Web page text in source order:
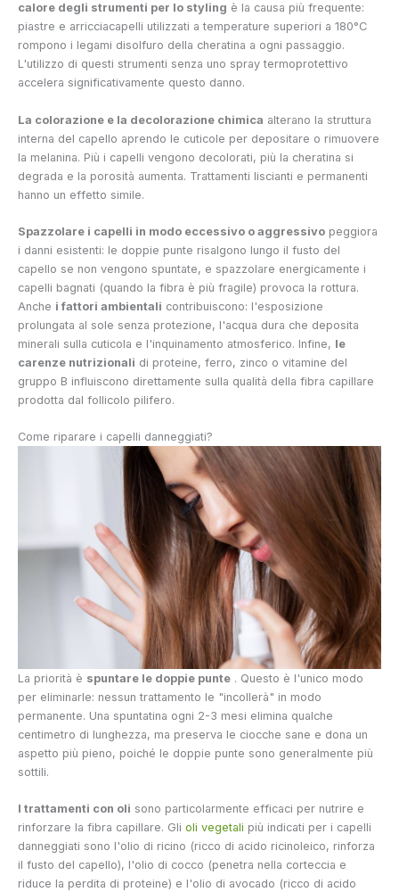
calore degli strumenti per lo styling è la causa più frequente:
piastre e arricciacapelli utilizzati a temperature superiori a 180°C
rompono i legami disolfuro della cheratina a ogni passaggio.
L'utilizzo di questi strumenti senza uno spray termoprotettivo
accelera significativamente questo danno.
La colorazione e la decolorazione chimica alterano la struttura
interna del capello aprendo le cuticole per depositare o rimuovere
la melanina. Più i capelli vengono decolorati, più la cheratina si
degrada e la porosità aumenta. Trattamenti liscianti e permanenti
hanno un effetto simile.
Spazzolare i capelli in modo eccessivo o aggressivo peggiora
i danni esistenti: le doppie punte risalgono lungo il fusto del
capello se non vengono spuntate, e spazzolare energicamente i
capelli bagnati (quando la fibra è più fragile) provoca la rottura.
Anche i fattori ambientali contribuiscono: l'esposizione
prolungata al sole senza protezione, l'acqua dura che deposita
minerali sulla cuticola e l'inquinamento atmosferico. Infine, le
carenze nutrizionali di proteine, ferro, zinco o vitamine del
gruppo B influiscono direttamente sulla qualità della fibra capillare
prodotta dal follicolo pilifero.
Come riparare i capelli danneggiati?
La priorità è spuntare le doppie punte . Questo è l'unico modo
per eliminarle: nessun trattamento le "incollerà" in modo
permanente. Una spuntatina ogni 2-3 mesi elimina qualche
centimetro di lunghezza, ma preserva le ciocche sane e dona un
aspetto più pieno, poiché le doppie punte sono generalmente più
sottili.
I trattamenti con oli sono particolarmente efficaci per nutrire e
rinforzare la fibra capillare. Gli oli vegetali più indicati per i capelli
danneggiati sono l'olio di ricino (ricco di acido ricinoleico, rinforza
il fusto del capello), l'olio di cocco (penetra nella corteccia e
riduce la perdita di proteine) e l'olio di avocado (ricco di acido